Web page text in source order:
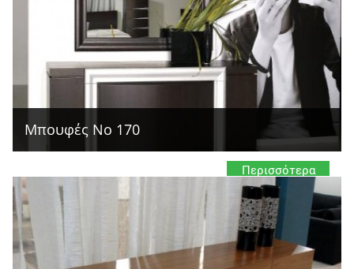
Μπουφές Νο 170
Περισσότερα